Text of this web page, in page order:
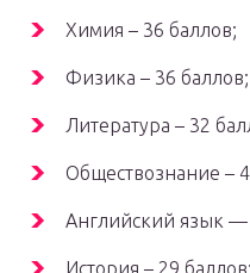
Химия – 36 баллов;
Физика – 36 баллов;
Литература – 32
Обществознание –
Английский язык —
История – 29 баллов;